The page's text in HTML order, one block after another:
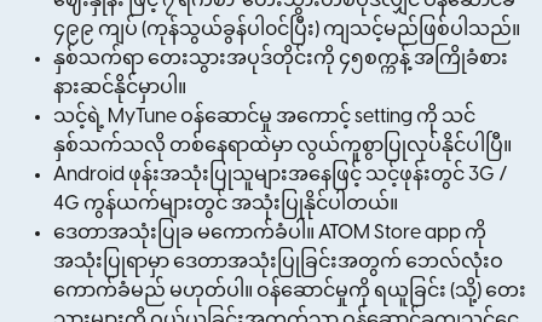
၄၉၉ ကျပ် (ကုန်သွယ်ခွန်ပါ၀င်ပြီး) ကျသင့်မည်ဖြစ်ပါသည်။
နှစ်သက်ရာ တေးသွားအပုဒ်တိုင်းကို ၄၅စက္ကန့် အကြိုခံစား
နားဆင်နိုင်မှာပါ။
သင့်ရဲ့ MyTune ဝန်ဆောင်မှု အကောင့် setting ကို သင်
နှစ်သက်သလို တစ်နေရာထဲမှာ လွယ်ကူစွာပြုလုပ်နိုင်ပါပြီ။
Android ဖုန်းအသုံးပြုသူများအနေဖြင့် သင့်ဖုန်းတွင် 3G /
4G ကွန်ယက်များတွင် အသုံးပြုနိုင်ပါတယ်။
ဒေတာအသုံးပြုခ မကောက်ခံပါ။ ATOM Store app ကို
အသုံးပြုရာမှာ ဒေတာအသုံးပြုခြင်းအတွက် ဘေလ်လုံးဝ
ကောက်ခံမည် မဟုတ်ပါ။ ဝန်ဆောင်မှုကို ရယူခြင်း (သို့) တေး